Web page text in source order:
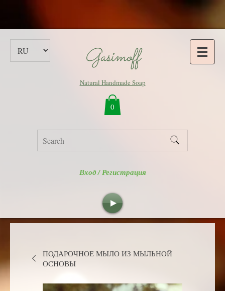
Gasimoff
Natural Handmade Soap
0
Вход / Регистрация
ПОДАРОЧНОЕ МЫЛО ИЗ МЫЛЬНОЙ
ОСНОВЫ